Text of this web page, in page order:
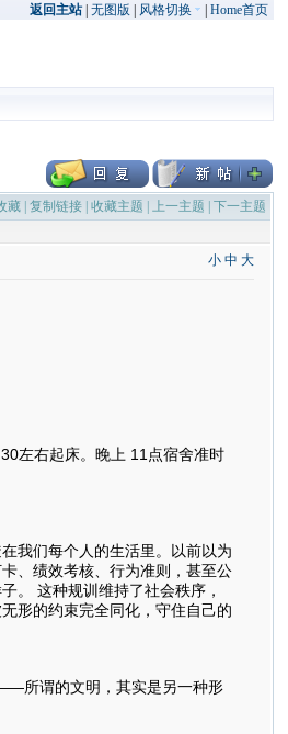
返回主站| 无图版 风格切换 Home首页
藏| 复制链接| 收藏主题 | 上一主题 | 下一主题
小 中 大
左右起床。晚上 11点宿舍准时
我们每个人的生活里。以前以为
、绩效考核、行为准则，甚至公
。 这种规训维持了社会秩序，
形的约束完全同化，守住自己的
所谓的文明，其实是另一种形